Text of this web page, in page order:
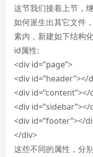
这节我们接着上节，
如何派生出其它文件
素内，新建如下结构
id属性:
<div id=”page”>
<div id=”header”></
<div id=”content”></
<div id=”sidebar”></
<div id=”footer”></
</div>
这些不同的属性，分